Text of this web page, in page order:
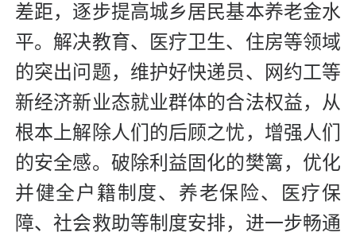
差距，逐步提高城乡居民基本养老金水
平。解决教育、医疗卫生、住房等领域
的突出问题，维护好快递员、网约工等
新经济新业态就业群体的合法权益，从
根本上解除人们的后顾之忧，增强人们
的安全感。破除利益固化的樊篱，优化
并健全户籍制度、养老保险、医疗保
障、社会救助等制度安排，进一步畅通